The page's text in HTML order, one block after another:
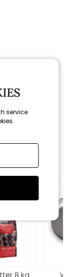
service